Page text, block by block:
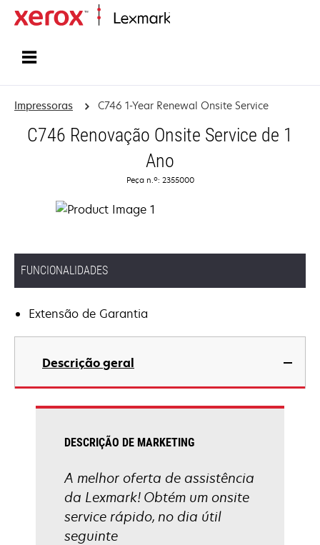
Impressoras C746 1-Year Renewal Onsite Service
C746 Renovação Onsite Service de 1
Ano
Peça n.º: 2355000
FUNCIONALIDADES
Extensão de Garantia
Descrição geral
DESCRIÇÃO DE MARKETING
A melhor oferta de assistência
da Lexmark! Obtém um onsite
service rápido, no dia útil
seguinte